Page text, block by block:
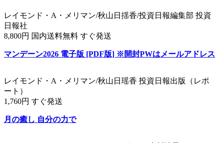
レイモンド・A・メリマン/秋山日揺香/投資日報編集部 投資
日報社
8,800円 国内送料無料 すぐ発送
マンデーン2026 電子版 [PDF版] ※開封PWはメールアドレス
レイモンド・A・メリマン/秋山日瑶香 投資日報出版（レポ
ート）
1,760円 すぐ発送
月の癒し 自分の力で